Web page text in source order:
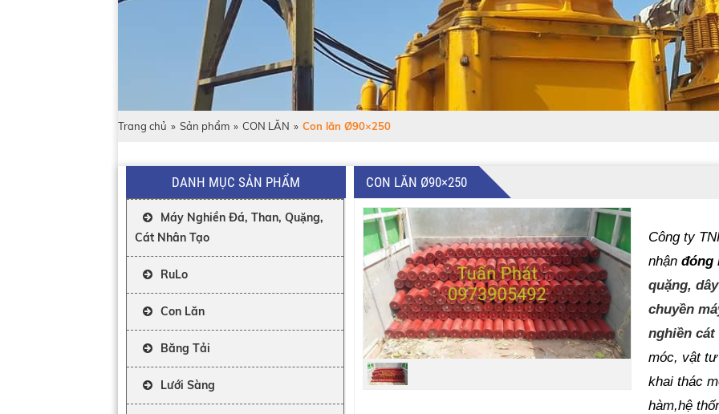
Trang chủ » Sản phẩm » CON LĂN » Con lăn Ø90×250
DANH MỤC SẢN PHẨM
Máy Nghiền Đá, Than, Quặng,
Cát Nhân Tạo
RuLo
Con Lăn
Băng Tải
Lưới Sàng
CON LĂN Ø90×250
Công ty
nhận đóng
quặng,
chuyền
nghiền cát
móc, vật tư
khai thác
hàm,hệ